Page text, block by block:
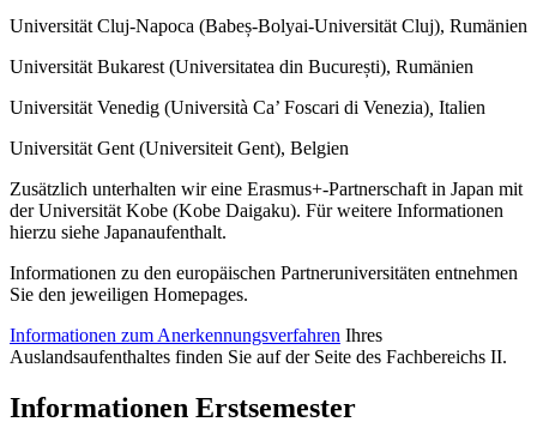
Universität Cluj-Napoca (Babeș-Bolyai-Universität Cluj), Rumänien
Universität Bukarest (Universitatea din București), Rumänien
Universität Venedig (Università Ca’ Foscari di Venezia) Italien
Universität Gent (Universiteit Gent), Belgien
Zusätzlich unterhalten wir eine Erasmus+-Partnerschaft in Japan mit
der Universität Kobe (Kobe Daigaku). Für weitere Informationen
hierzu siehe Japanaufenthalt.
Informationen zu den europäischen Partneruniversitäten entnehmen
Sie den jeweiligen Homepages.
Informationen zum Anerkennungsverfahren Ihres
Auslandsaufenthaltes finden Sie auf der Seite des Fachbereichs II.
Informationen Erstsemester